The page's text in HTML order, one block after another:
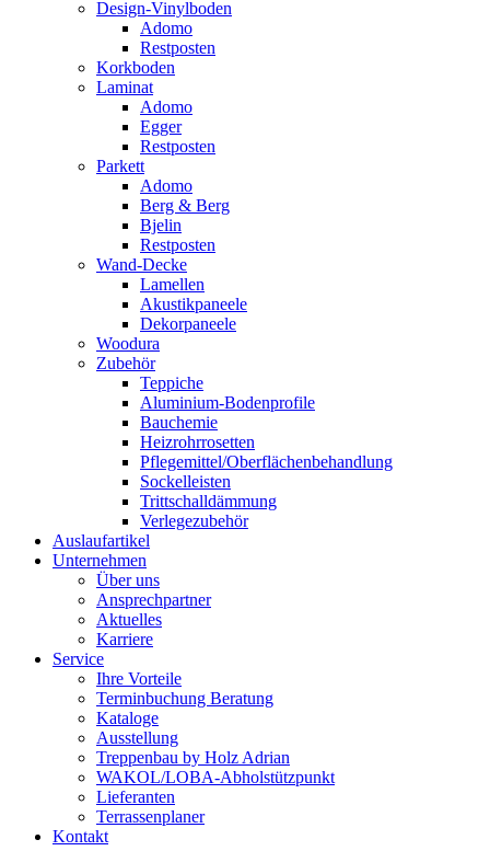
Design-Vinylboden
Adomo
Restposten
Korkboden
Laminat
Adomo
Egger
Restposten
Parkett
Adomo
Berg & Berg
Bjelin
Restposten
Wand-Decke
Lamellen
Akustikpaneele
Dekorpaneele
Woodura
Zubehör
Teppiche
Aluminium-Bodenprofile
Bauchemie
Heizrohrrosetten
Pflegemittel/Oberflächenbehandlung
Sockelleisten
Trittschalldämmung
Verlegezubehör
Auslaufartikel
Unternehmen
Über uns
Ansprechpartner
Aktuelles
Karriere
Service
Ihre Vorteile
Terminbuchung Beratung
Kataloge
Ausstellung
Treppenbau by Holz Adrian
WAKOL/LOBA-Abholstützpunkt
Lieferanten
Terrassenplaner
Kontakt